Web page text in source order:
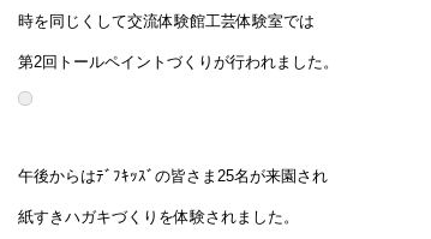
時を同じくして交流体験館工芸体験室では
第2回トールペイントづくりが行われました。
午後からはﾃﾞﾌｷｯｽﾞの皆さま25名が来園され
紙すきハガキづくりを体験されました。